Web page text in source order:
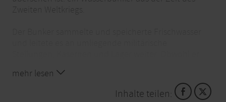
war er dennoch ein wichtiger Teil der militärischen
Infrastruktur und der Versorgungskette.
mehr lesen
Inhalte teilen: